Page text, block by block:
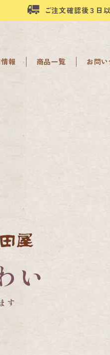
ご注文確認後３日
報 商品一覧 お問
い
す